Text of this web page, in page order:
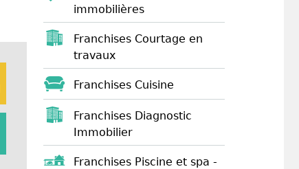
immobilières
Franchises Courtage en
travaux
Franchises Cuisine
Franchises Diagnostic
Immobilier
Franchises Piscine et spa -